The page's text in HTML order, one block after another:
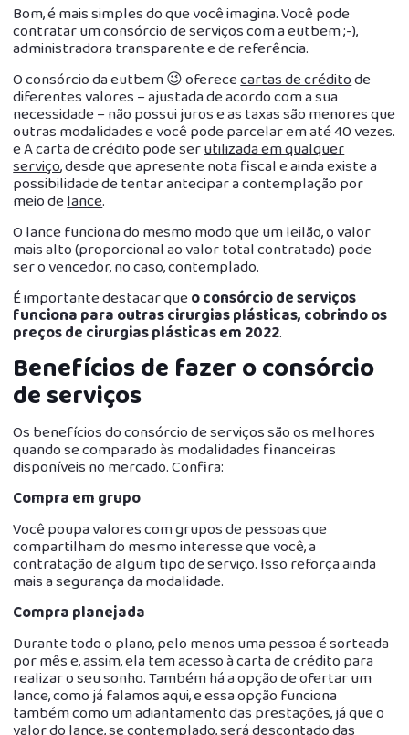
Bom, é mais simples do que você imagina. Você pode
contratar um consórcio de serviços com a eutbem ;-),
administradora transparente e de referência.
O consórcio da eutbem 😉 oferececartas de créditode
diferentes valores – ajustada de acordo com a sua
necessidade – não possui juros e as taxas são menores que
outras modalidades e você pode parcelar em até 40 vezes.
e A carta de crédito pode serutilizada em qualquer
serviço, desde que apresente nota fiscal e ainda existe a
possibilidade de tentar antecipar a contemplação por
meio delance.
O lance funciona do mesmo modo que um leilão, o valor
mais alto (proporcional ao valor total contratado) pode
ser o vencedor, no caso, contemplado.
É importante destacar queo consórcio de serviços
funciona para outras cirurgias plásticas, cobrindo os
preços de cirurgias plásticas em 2022.
Benefícios de fazer o consórcio
de serviços
Os benefícios do consórcio de serviços são os melhores
quando se comparado às modalidades financeiras
disponíveis no mercado. Confira:
Compra em grupo
Você poupa valores com grupos de pessoas que
compartilham do mesmo interesse que você, a
contratação de algum tipo de serviço. Isso reforça ainda
mais a segurança da modalidade.
Compra planejada
Durante todo o plano, pelo menos uma pessoa é sorteada
por mês e, assim, ela tem acesso à carta de crédito para
realizar o seu sonho. Também há a opção de ofertar um
lance, como já falamos aqui, e essa opção funciona
também como um adiantamento das prestações, já que o